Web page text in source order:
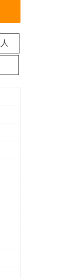
人